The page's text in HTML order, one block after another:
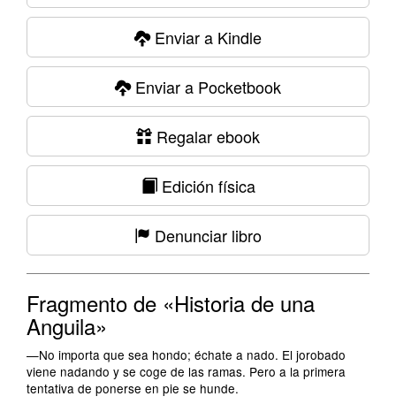
Enviar a Kindle
Enviar a Pocketbook
Regalar ebook
Edición física
Denunciar libro
Fragmento de «Historia de una
Anguila»
—No importa que sea hondo; échate a nado. El jorobado
viene nadando y se coge de las ramas. Pero a la primera
tentativa de ponerse en pie se hunde.